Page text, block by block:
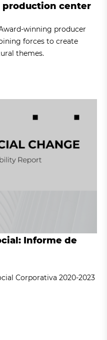
center
winning producer
forces to create
themes.
Informe de
Corporativa 2020-2023